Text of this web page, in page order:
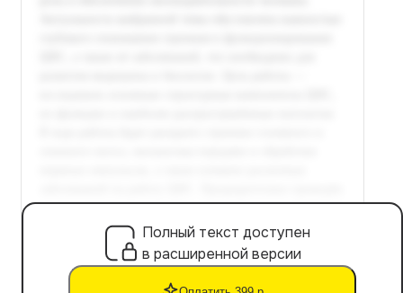
Полный текст доступен
в расширенной версии